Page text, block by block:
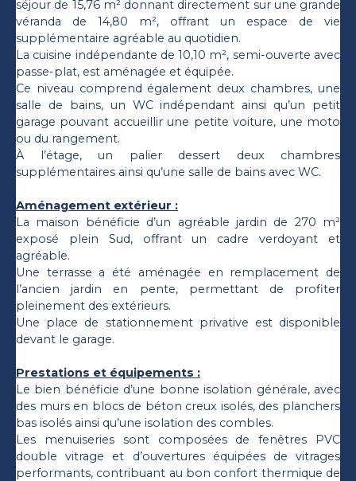
séjour de 15,76 m² donnant directement sur une grande
véranda de 14,80 m², offrant un espace de vie
supplémentaire agréable au quotidien.
La cuisine indépendante de 10,10 m², semi-ouverte avec
passe-plat, est aménagée et équipée.
Ce niveau comprend également deux chambres, une
salle de bains, un WC indépendant ainsi qu’un petit
garage pouvant accueillir une petite voiture, une moto
ou du rangement.
À l’étage, un palier dessert deux chambres
supplémentaires ainsi qu’une salle de bains avec WC.
Aménagement extérieur :
La maison bénéficie d’un agréable jardin de 270 m²
exposé plein Sud, offrant un cadre verdoyant et
agréable.
Une terrasse a été aménagée en remplacement de
l’ancien jardin en pente, permettant de profiter
pleinement des extérieurs.
Une place de stationnement privative est disponible
devant le garage.
Prestations et équipements :
Le bien bénéficie d’une bonne isolation générale, avec
des murs en blocs de béton creux isolés, des planchers
bas isolés ainsi qu’une isolation des combles.
Les menuiseries sont composées de fenêtres PVC
double vitrage et d’ouvertures équipées de vitrages
performants, contribuant au bon confort thermique de